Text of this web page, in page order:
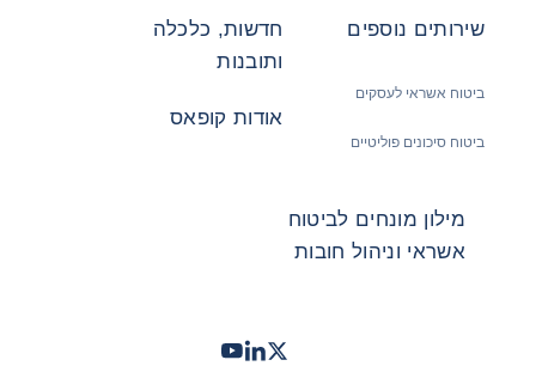
שירותים נוספים
ביטוח אשראי לעסקים
ביטוח סיכונים פוליטיים
חדשות, כלכלה
ותובנות
אודות קופאס
מילון מונחים לביטוח
אשראי וניהול חובות
Twitter - קופאסLinkedIn
Youtube